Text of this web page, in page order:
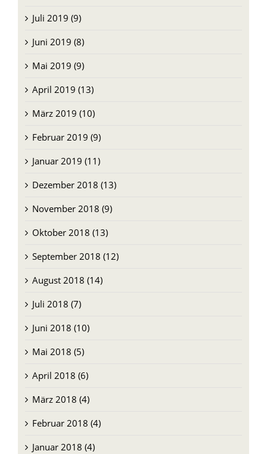
Juli 2019 (9)
Juni 2019 (8)
Mai 2019 (9)
April 2019 (13)
März 2019 (10)
Februar 2019 (9)
Januar 2019 (11)
Dezember 2018 (13)
November 2018 (9)
Oktober 2018 (13)
September 2018 (12)
August 2018 (14)
Juli 2018 (7)
Juni 2018 (10)
Mai 2018 (5)
April 2018 (6)
März 2018 (4)
Februar 2018 (4)
Januar 2018 (4)